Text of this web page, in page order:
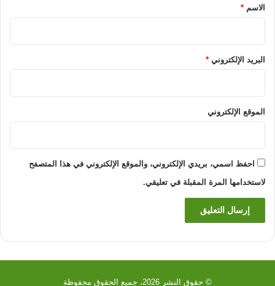
*الاسم *
البريد الإلكتروني *
الموقع الإلكتروني
احفظ اسمي، بريدي الإلكتروني، والموقع الإلكتروني في هذا المتصفح
لاستخدامها المرة المقبلة في تعليقي.
© حقوق النشر 2026، جميع الحقوق محفوظة